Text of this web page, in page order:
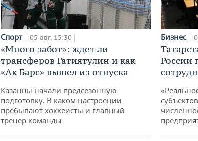
Спорт 05 авг, 15:30
«Много забот»: ждет ли
трансферов Гатиятулин и как
«Ак Барс» вышел из отпуска
Казанцы начали предсезонную
подготовку. В каком настроении
пребывают хоккеисты и главный
тренер команды
Бизнес
России